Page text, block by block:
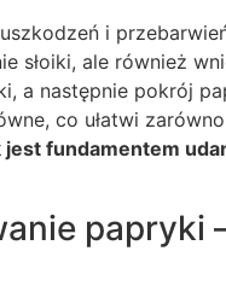
i
słoiki, ale również
a następnie pokrój
co ułatwi
fundamentem
papryki